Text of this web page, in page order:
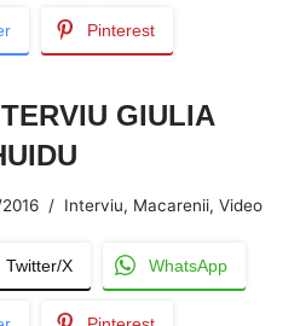
Pinterest
GIULIA
Interviu, Macarenii, Video
Twitter/X WhatsApp